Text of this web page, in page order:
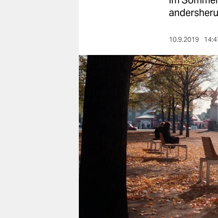
verlag
verlag
veranstaltungen
fragen & hilfe
unterstützen
genossenschaft
10.9.2019